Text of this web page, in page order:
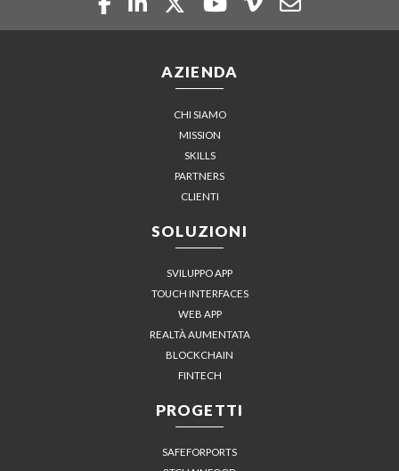
AZIENDA
CHI SIAMO
MISSION
SKILLS
PARTNERS
CLIENTI
SOLUZIONI
SVILUPPO APP
TOUCH INTERFACES
WEB APP
REALTÀ AUMENTATA
BLOCKCHAIN
FINTECH
PROGETTI
SAFEFORPORTS